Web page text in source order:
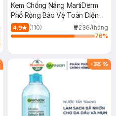
Kem Chống Nắng MartiDerm
Phổ Rộng Bảo Vệ Toàn Diện
40ml
4.9 (110)
236/tháng
76%
-38 %